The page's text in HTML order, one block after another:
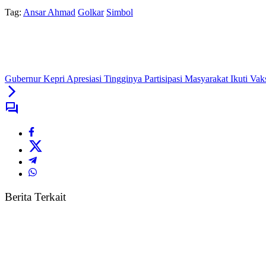
Tag: Ansar Ahmad Golkar Simbol
Gubernur Kepri Apresiasi Tingginya Partisipasi Masyarakat Ikuti
Berita Terkait